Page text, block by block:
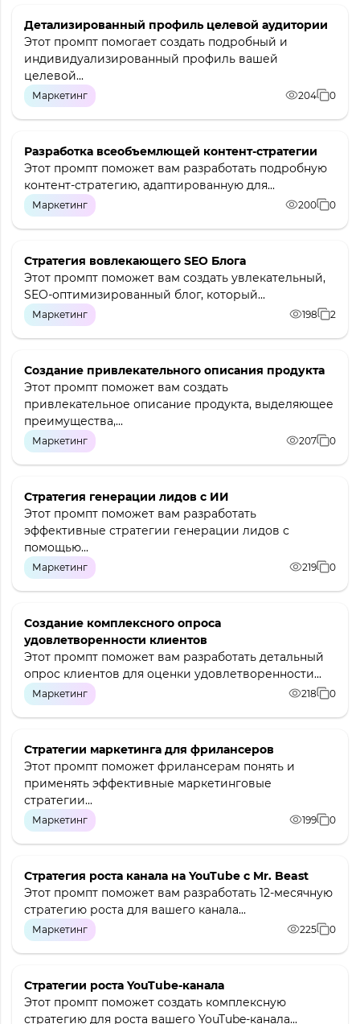
Детализированный профиль целевой аудитории
Этот промпт помогает создать подробный и
индивидуализированный профиль вашей
целевой...
Маркетинг 204 0
Разработка всеобъемлющей контент-стратегии
Этот промпт поможет вам разработать подробную
контент-стратегию, адаптированную для...
Маркетинг 200 0
Стратегия вовлекающего SEO Блога
Этот промпт поможет вам создать увлекательный,
SEO-оптимизированный блог, который...
Маркетинг 198 2
Создание привлекательного описания продукта
Этот промпт поможет вам создать
привлекательное описание продукта, выделяющее
преимущества,...
Маркетинг 207 0
Стратегия генерации лидов с ИИ
Этот промпт поможет вам разработать
эффективные стратегии генерации лидов с
помощью...
Маркетинг 219 0
Создание комплексного опроса
удовлетворенности клиентов
Этот промпт поможет вам разработать детальный
опрос клиентов для оценки удовлетворенности...
Маркетинг 218 0
Стратегии маркетинга для фрилансеров
Этот промпт поможет фрилансерам понять и
применять эффективные маркетинговые
стратегии...
Маркетинг 199 0
Стратегия роста канала на YouTube с Mr. Beast
Этот промпт поможет вам разработать 12-месячную
стратегию роста для вашего канала...
Маркетинг 225 0
Стратегии роста YouTube-канала
Этот промпт поможет создать комплексную
стратегию для роста вашего YouTube-канала...